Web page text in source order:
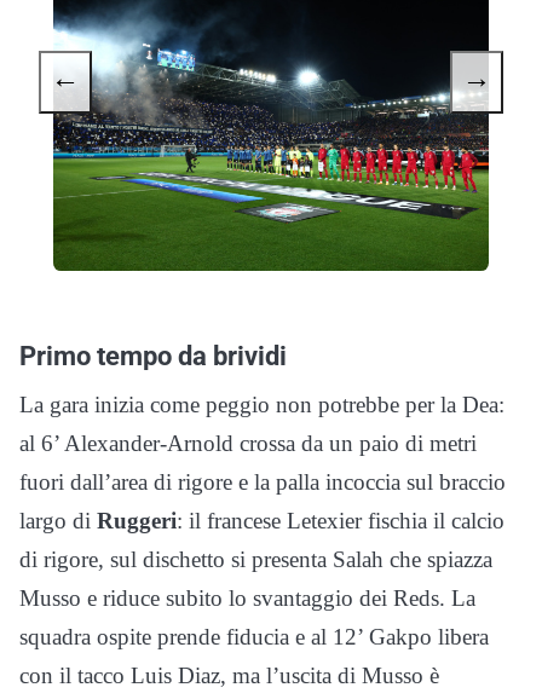
← →
Primo tempo da brividi
La gara inizia come peggio non potrebbe per la Dea:
al 6’ Alexander-Arnold crossa da un paio di metri
fuori dall’area di rigore e la palla incoccia sul braccio
largo di Ruggeri: il francese Letexier fischia il calcio
di rigore, sul dischetto si presenta Salah che spiazza
Musso e riduce subito lo svantaggio dei Reds. La
squadra ospite prende fiducia e al 12’ Gakpo libera
con il tacco Luis Diaz, ma l’uscita di Musso è